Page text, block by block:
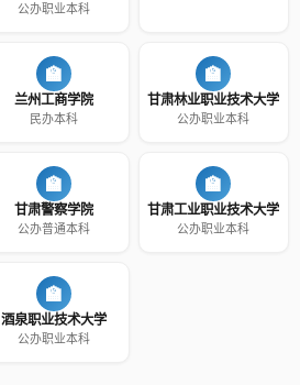
公办职业本科
🏫
兰州工商学院
民办本科
🏫
甘肃林业职业技术大学
公办职业本科
🏫
甘肃警察学院
公办普通本科
🏫
甘肃工业职业技术大学
公办职业本科
🏫
酒泉职业技术大学
公办职业本科